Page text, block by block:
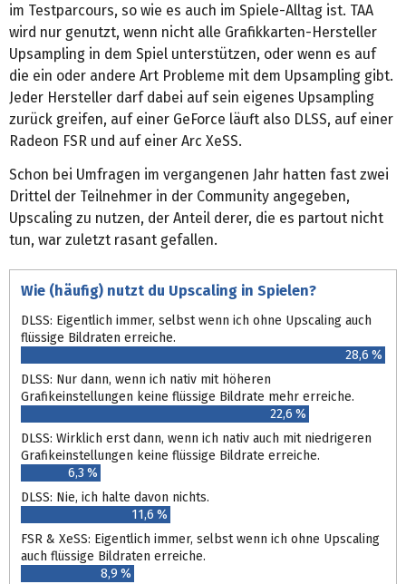
im Testparcours, so wie es auch im Spiele-Alltag ist. TAA
wird nur genutzt, wenn nicht alle Grafikkarten-Hersteller
Upsampling in dem Spiel unterstützen, oder wenn es auf
die ein oder andere Art Probleme mit dem Upsampling gibt.
Jeder Hersteller darf dabei auf sein eigenes Upsampling
zurück greifen, auf einer GeForce läuft also DLSS, auf einer
Radeon FSR und auf einer Arc XeSS.
Schon bei Umfragen im vergangenen Jahr hatten fast zwei
Drittel der Teilnehmer in der Community angegeben,
Upscaling zu nutzen, der Anteil derer, die es partout nicht
tun, war zuletzt rasant gefallen.
Wie (häufig) nutzt du Upscaling in Spielen?
DLSS: Eigentlich immer, selbst wenn ich ohne Upscaling auch
flüssige Bildraten erreiche.
28,6 %
DLSS: Nur dann, wenn ich nativ mit höheren
Grafikeinstellungen keine flüssige Bildrate mehr erreiche.
22,6 %
DLSS: Wirklich erst dann, wenn ich nativ auch mit niedrigeren
Grafikeinstellungen keine flüssige Bildrate erreiche.
6,3 %
DLSS: Nie, ich halte davon nichts.
11,6 %
FSR & XeSS: Eigentlich immer, selbst wenn ich ohne Upscaling
auch flüssige Bildraten erreiche.
8,9 %